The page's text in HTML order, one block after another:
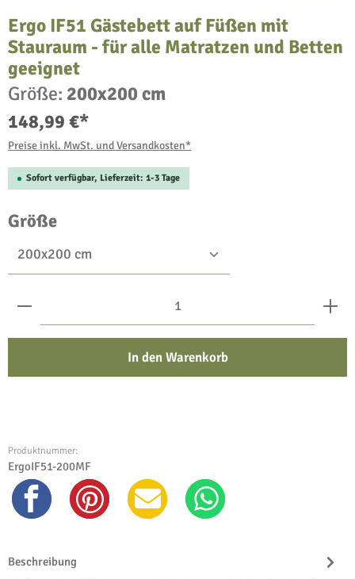
Ergo IF51 Gästebett auf Füßen mit
Stauraum - für alle Matratzen und Betten
geeignet
Größe: 200x200 cm
148,99 €*
Preise inkl. MwSt. und Versandkosten*
Sofort verfügbar, Lieferzeit: 1-3 Tage
Größeauswählen
Produkt Anzahl: Gib den gewünschten Wert ein oder
In den Warenkorb
Produktnummer:
ErgoIF51-200MF
Beschreibung